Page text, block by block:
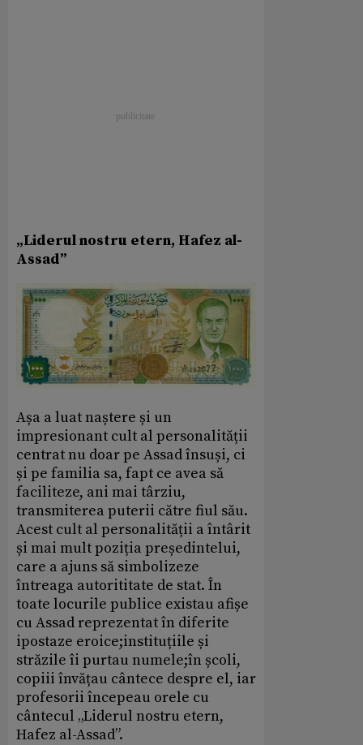
„Liderul nostru etern, Hafez al-
Assad”
Așa a luat naștere și un
impresionant cult al personalității
centrat nu doar pe Assad însuși, ci
și pe familia sa, fapt ce avea să
faciliteze, ani mai târziu,
transmiterea puterii către fiul său.
Acest cult al personalității a întârit
și mai mult poziția președintelui,
care a ajuns să simbolizeze
întreaga autorititate de stat. În
toate locurile publice existau afișe
cu Assad reprezentat în diferite
ipostaze eroice;instituțiile și
străzile îi purtau numele;în școli,
copiii învățau cântece despre el, iar
profesorii începeau orele cu
cântecul „Liderul nostru etern,
Hafez al-Assad”.